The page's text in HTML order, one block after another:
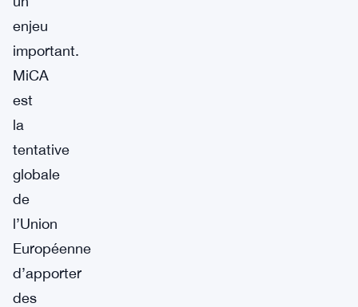
enjeu
important.
MiCA
est
la
tentative
globale
de
l’Union
Européenne
d’apporter
des